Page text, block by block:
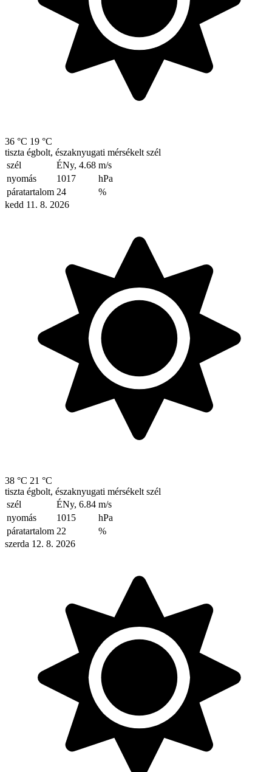
36 °C 19 °C
tiszta égbolt, északnyugati mérsékelt szél
szél
ÉNy, 4.68 m/s
nyomás
1017
hPa
páratartalom 24
%
kedd 11. 8. 2026
38 °C 21 °C
tiszta égbolt, északnyugati mérsékelt szél
szél
ÉNy, 6.84 m/s
nyomás
1015
hPa
páratartalom 22
%
szerda 12. 8. 2026